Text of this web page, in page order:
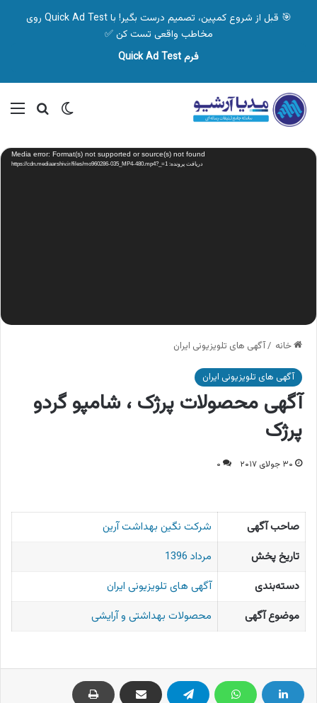
🎯 قبل از شروع کمپین، تصمیم درست بگیر! با Quick Ad Test روی
مخاطب واقعی تست کن ✅
فرم Quick Ad Test
تغییر پوسته
نمایشگر
ویدیو Media error: Format(s) not supported or source(s) not found
دریافت پرونده: https://cdn.mediaarshiv.ir/files/mo960286-035_MP4-480.mp4?_=1
خانه /آگهی های تلویزیونی ایران
آگهی های تلویزیونی ایران
آگهی محصولات پرژک ، شامپو گردو
پرژک
۳۰ جولای ۲۰۱۷ ۰
صاحب آگهی
شرکت نگین بهداشت آرین
تاریخ پخش
مرداد 1396
دسته‌بندی
آگهی های تلویزیونی ایران
موضوع آگهی
محصولات بهداشتی و آرایشی